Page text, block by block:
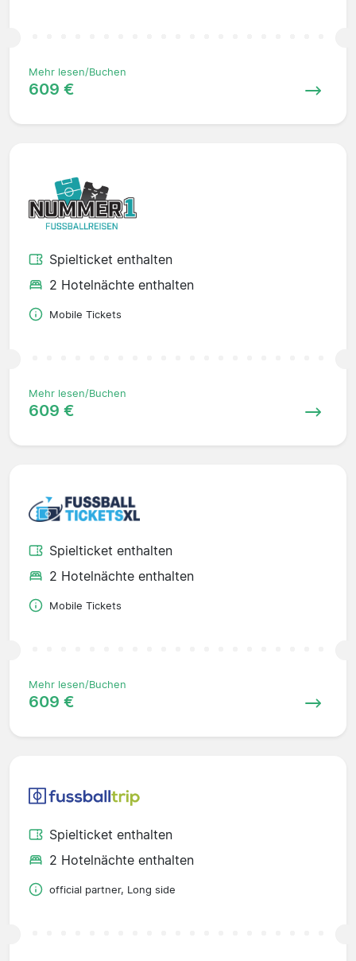
Mehr lesen/Buchen
609 €
Spielticket enthalten
2 Hotelnächte enthalten
Mobile Tickets
Mehr lesen/Buchen
609 €
Spielticket enthalten
2 Hotelnächte enthalten
Mobile Tickets
Mehr lesen/Buchen
609 €
Spielticket enthalten
2 Hotelnächte enthalten
official partner, Long side